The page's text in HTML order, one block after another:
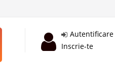
Autentificare
Inscrie-te